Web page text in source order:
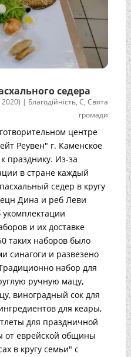
седера
2020) | Благодійність,С,Свята
громади
центре
Реувен" г. Каменское
празднику. Из-за
в стране каждый
седер в кругу
Дина и реб Леви
и их доставке
таких наборов было
синагоги и развезено
набор для
ручную мацу,
виноградный сок для
для кеары,
для праздничной
от еврейской общины
в кругу семьи" с